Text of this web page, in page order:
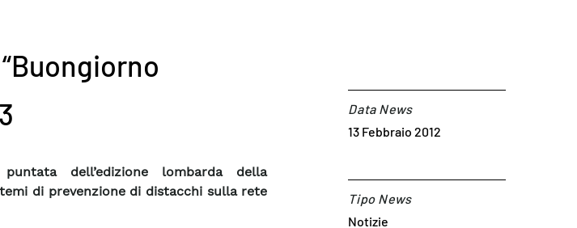
dell’edizione lombarda della
di prevenzione di distacchi sulla rete
Data News
13 Febbraio 2012
Tipo News
Notizie